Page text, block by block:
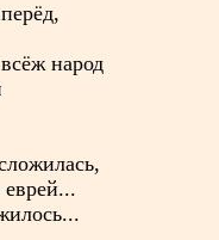
народ